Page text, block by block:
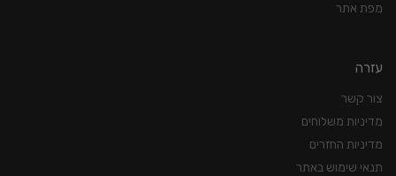
מפת אתר
עזרה
צור קשר
מדיניות משלוחים
מדיניות החזרים
תנאי שימוש באתר